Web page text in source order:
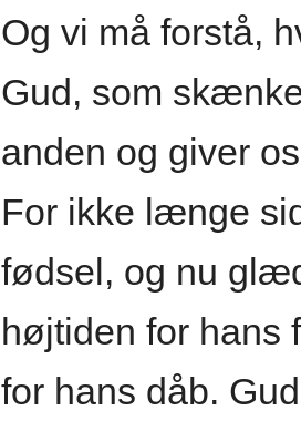
Og vi må forstå,
Gud, som
anden og giver
For ikke længe
fødsel, og nu
højtiden for hans
for hans dåb.